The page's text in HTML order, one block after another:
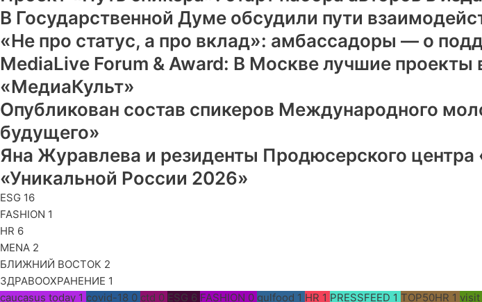
В Государственной Думе обсудили пути
«Не про статус, а про вклад»: амбассадоры — о
MediaLive Forum & Award: В Москве лучшие
«МедиаКульт»
Опубликован состав спикеров Международного
будущего»
Яна Журавлева и резиденты Продюсерского центра
«Уникальной России 2026»
ESG 16
FASHION 1
HR 6
MENA 2
БЛИЖНИЙ ВОСТОК 2
ЗДРАВООХРАНЕНИЕ 1
caucasus today 1 covid-18 0 ctd 0 ESG 6 FASHION 0 gulfood 1 HR 1 PRESSFEED 1 TOP50HR 1 visit